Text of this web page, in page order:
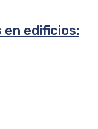
edificios: